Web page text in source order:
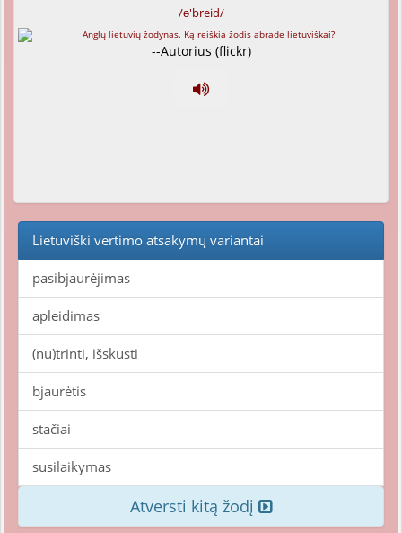
/ə'breid/
--Autorius (flickr)
Lietuviški vertimo atsakymų variantai
pasibjaurėjimas
apleidimas
(nu)trinti, išskusti
bjaurėtis
stačiai
susilaikymas
Atversti kitą žodį